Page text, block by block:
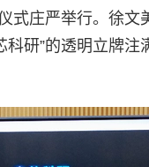
式庄严举行。徐
研”的透明立牌